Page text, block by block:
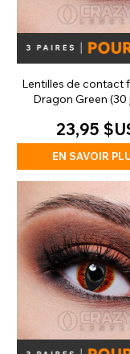
Lentilles de contact
Dragon Green (30
23,95
EN SAVOIR